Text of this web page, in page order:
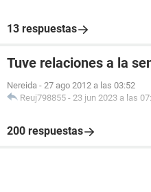
13 respuestas
Tuve relaciones a la
Nereida - 27 ago 2012 a las 03:52
Reuj798855 - 23 jun 2023 a las
200 respuestas